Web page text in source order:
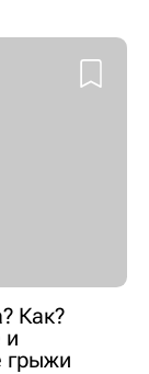
Как?
и
грыжи